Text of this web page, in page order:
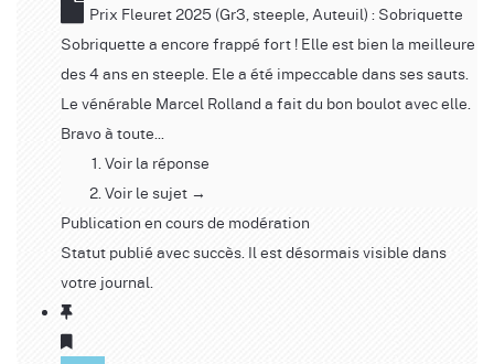
Prix Fleuret 2025 (Gr3, steeple, Auteuil) : Sobriquette
Sobriquette a encore frappé fort ! Elle est bien la meilleure
des 4 ans en steeple. Ele a été impeccable dans ses sauts.
Le vénérable Marcel Rolland a fait du bon boulot avec elle.
Bravo à toute...
Voir la réponse
Voir le sujet →
Publication en cours de modération
Statut publié avec succès. Il est désormais visible dans
votre journal.